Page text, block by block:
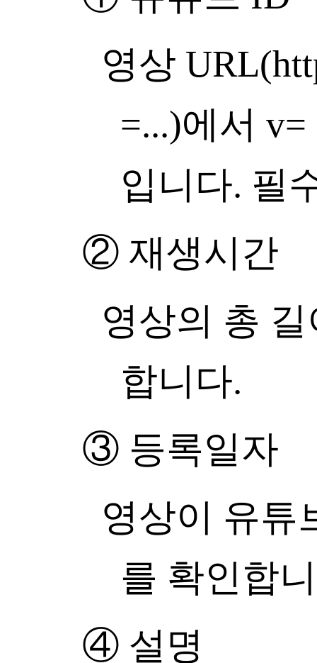
영상
=...)에서
입니다. 필
② 재생시간
영상의 총
합니다.
③ 등록일자
영상이 유튜
를 확인합
④ 설명